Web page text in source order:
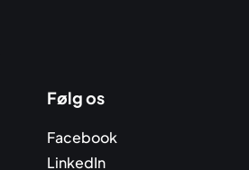
Følg os
Facebook
LinkedIn